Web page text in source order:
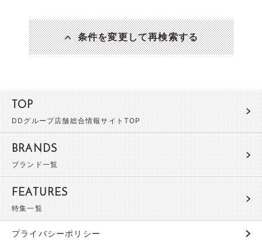
条件を変更して再検索する
TOP
DDグループ店舗総合情報サイトTOP
BRANDS
ブランド一覧
FEATURES
特集一覧
プライバシーポリシー